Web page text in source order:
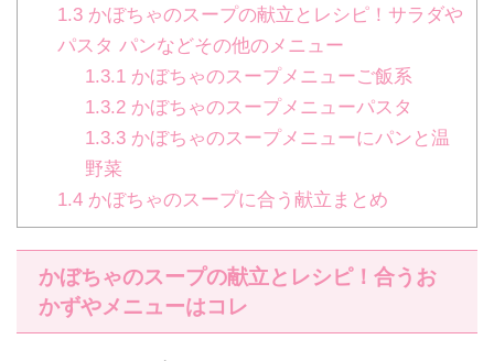
1.3かぼちゃのスープの献立とレシピ！サラダや
パスタ パンなどその他のメニュー
1.3.1 かぼちゃのスープメニューご飯系
1.3.2 かぼちゃのスープメニューパスタ
1.3.3 かぼちゃのスープメニューにパンと温
野菜
1.4かぼちゃのスープに合う献立まとめ
かぼちゃのスープの献立とレシピ！合うお
かずやメニューはコレ